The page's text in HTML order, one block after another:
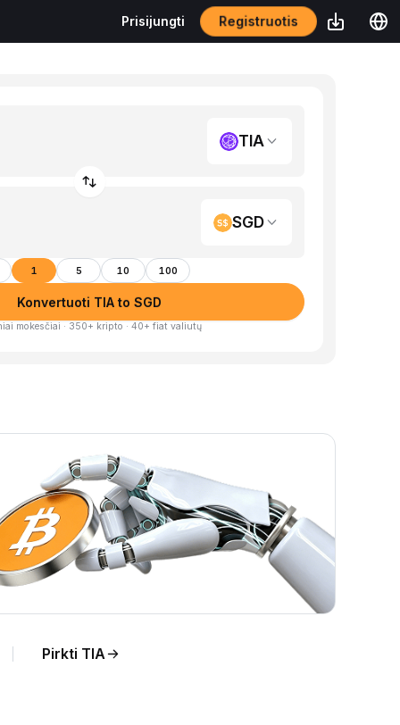
Prisijungti Registruotis
TIA
SGD
1 5 10 100
Konvertuoti TIA to SGD
mokesčiai · 350+ kripto · 40+ fiat valiutų
Pirkti TIA